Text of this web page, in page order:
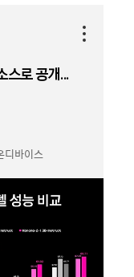
스로 공개...
디바이스